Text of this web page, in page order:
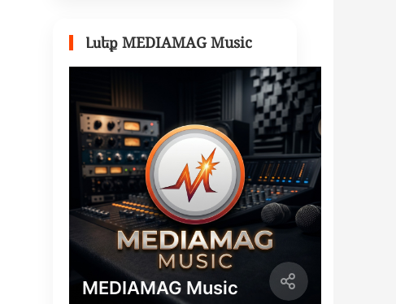
Լսեք MEDIAMAG Music